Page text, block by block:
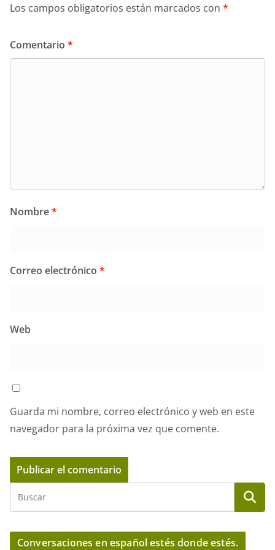
Los campos obligatorios están marcados con *
Comentario *
Nombre*
Correo electrónico *
Web
Guarda mi nombre, correo electrónico y web en este
navegador para la próxima vez que comente.
Conversaciones en español estés donde estés.